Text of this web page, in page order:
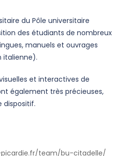
du Pôle universitaire
des étudiants de nombreux
manuels et ouvrages
italienne).
et interactives de
également très précieuses,
team/bu-citadelle/